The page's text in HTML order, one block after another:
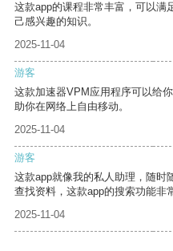
这款app的课程非常丰富，可以满
己感兴趣的知识。
2025-11-04
游客
这款加速器VPM应用程序可以给
助你在网络上自由移动。
2025-11-04
游客
这款app就像我的私人助理，随时
查找资料，这款app的搜索功能非
2025-11-04